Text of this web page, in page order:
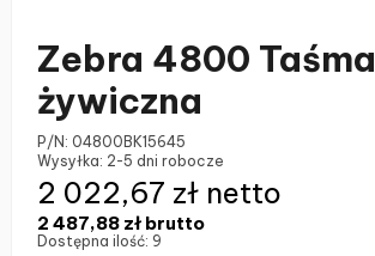
Zebra 4800 Taśma
żywiczna
P/N: 04800BK15645
Wysyłka: 2-5 dni robocze
2 487,88 zł brutto
2 022,67 zł netto
Dostępna ilość: 9